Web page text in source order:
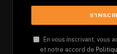
En vous inscrivant, vous
et notre accord de